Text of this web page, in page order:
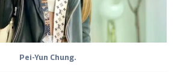
Pei-Yun Chung.